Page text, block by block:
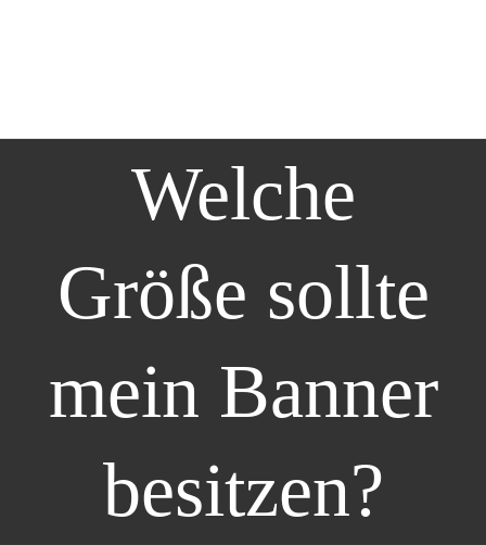
Welche
Größe sollte
mein Banner
besitzen?